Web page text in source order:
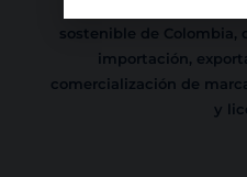
sostenible de Colombia,
importación,
comercialización de
y